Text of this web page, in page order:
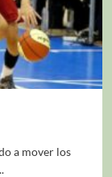
a mover los